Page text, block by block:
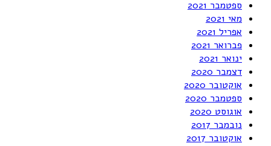
ספטמבר 2021
מאי 2021
אפריל 2021
פברואר 2021
ינואר 2021
דצמבר 2020
אוקטובר 2020
ספטמבר 2020
אוגוסט 2020
נובמבר 2017
אוקטובר 2017